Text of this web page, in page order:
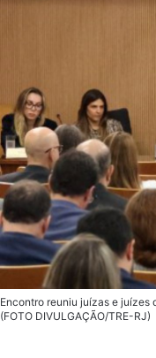
Encontro reuniu juízas e juízes
(FOTO DIVULGAÇÃO/TRE-RJ)